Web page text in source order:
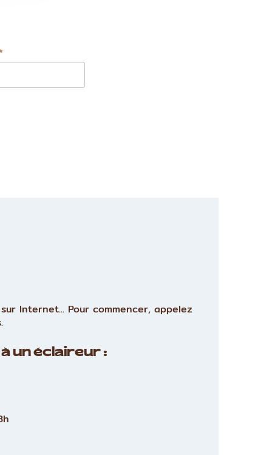
Internet... Pour commencer, appelez
un éclaireur :